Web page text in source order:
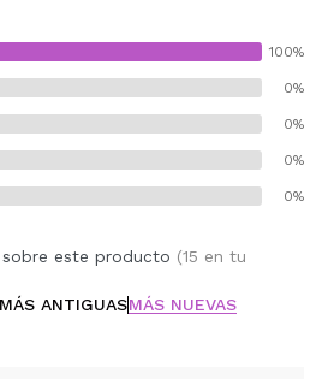
100%
0%
0%
0%
0%
sobre este producto (15 en tu
MÁS ANTIGUASMÁS NUEVAS